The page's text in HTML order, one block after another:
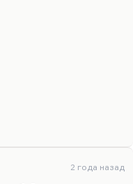
видел в красной
об этом
у Бродского
слова «пьяный
Бродский очень
предлог забрать
сказать,
2 года назад